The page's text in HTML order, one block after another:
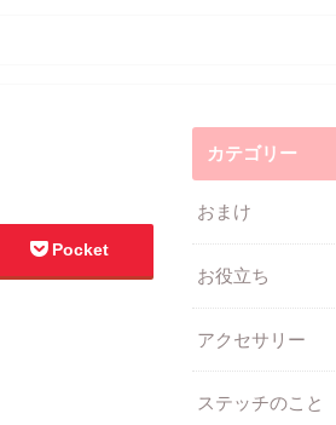
Pocket
カテゴリー
おまけ
お役立ち
アクセサリー
ステッチのこと